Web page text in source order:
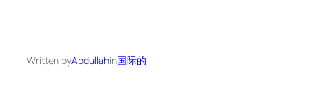
Written byAbdullahin国际的